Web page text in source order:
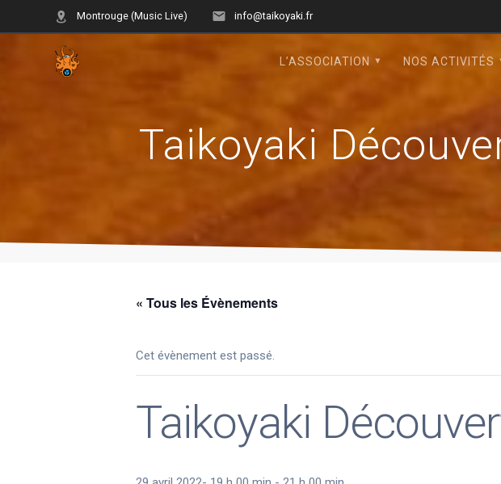
Montrouge (Music Live) info@taikoyaki.fr
L’ASSOCIATION NOS ACTIVITÉS
Taikoyaki
« Tous les Évènements
Cet évènement est passé.
Taikoyaki